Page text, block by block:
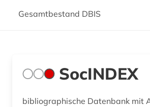
Gesamtbestand DBIS
SocINDEX
bibliographische Datenbank mit